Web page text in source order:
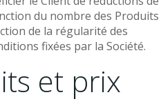
du nombre des Produits
de la régularité des
fixées par la Société.
et prix